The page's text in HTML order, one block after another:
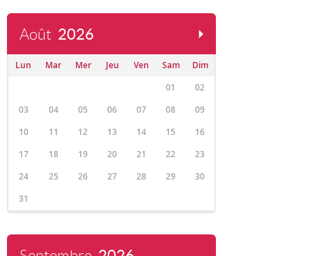
Août 2026
Lun Mar Mer Jeu Ven Sam
Dim
01
02
03
04 05 06 07 08
09
10
11 12 13 14 15
16
17
18 19 20 21 22
23
24
25 26 27 28 29
30
31